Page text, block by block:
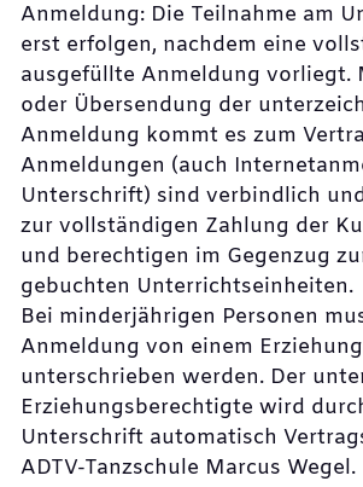
Anmeldung: Die Teilnahme am
erst erfolgen, nachdem eine
ausgefüllte Anmeldung vorliegt.
oder Übersendung der
Anmeldung kommt es zum
Anmeldungen (auch
Unterschrift) sind verbindlich
zur vollständigen Zahlung der
und berechtigen im Gegenzug
gebuchten Unterrichtseinheiten.
Bei minderjährigen Personen
Anmeldung von einem
unterschrieben werden. Der
Erziehungsberechtigte wird
Unterschrift automatisch
ADTV-Tanzschule Marcus Wegel.